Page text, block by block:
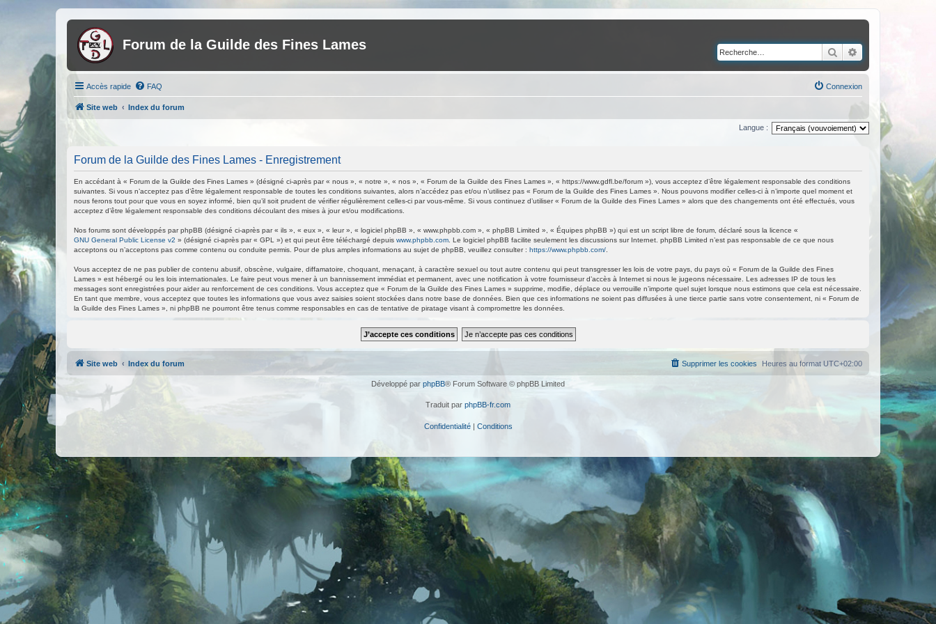
Forum de la Guilde des Fines Lames Rechercher
Accès rapide FAQ Connexion
Site web Index du forum
Langue :
Forum de la Guilde des Fines Lames - Enregistrement
En accédant à « Forum de la Guilde des Fines Lames » (désigné ci-après par « nous », « notre », « nos », « Forum de la Guilde des Fines Lames », « https://www.gdfl.be/forum »), vous acceptez d’être légalement responsable des conditions
suivantes. Si vous n’acceptez pas d’être légalement responsable de toutes les conditions suivantes, alors n’accédez pas et/ou n’utilisez pas « Forum de la Guilde des Fines Lames ». Nous pouvons modifier celles-ci à n’importe quel moment et
nous ferons tout pour que vous en soyez informé, bien qu’il soit prudent de vérifier régulièrement celles-ci par vous-même. Si vous continuez d’utiliser « Forum de la Guilde des Fines Lames » alors que des changements ont été effectués, vous
acceptez d’être légalement responsable des conditions découlant des mises à jour et/ou modifications.
Nos forums sont développés par phpBB (désigné ci-après par « ils », « eux », « leur », « logiciel phpBB », « www.phpbb.com », « phpBB Limited », « Équipes phpBB ») qui est un script libre de forum, déclaré sous la licence «
GNU General Public License v2 » (désigné ci-après par « GPL ») et qui peut être téléchargé depuis www.phpbb.com . Le logiciel phpBB facilite seulement les discussions sur Internet. phpBB Limited n’est pas responsable de ce que nous
acceptons ou n’acceptons pas comme contenu ou conduite permis. Pour de plus amples informations au sujet de phpBB, veuillez consulter : https://www.phpbb.com/
Vous acceptez de ne pas publier de contenu abusif, obscène, vulgaire, diffamatoire, choquant, menaçant, à caractère sexuel ou tout autre contenu qui peut transgresser les lois de votre pays, du pays où « Forum de la Guilde des Fines
Lames » est hébergé ou les lois internationales. Le faire peut vous mener à un bannissement immédiat et permanent, avec une notification à votre fournisseur d’accès à Internet si nous le jugeons nécessaire. Les adresses IP de tous les
messages sont enregistrées pour aider au renforcement de ces conditions. Vous acceptez que « Forum de la Guilde des Fines Lames » supprime, modifie, déplace ou verrouille n’importe quel sujet lorsque nous estimons que cela est nécessaire.
En tant que membre, vous acceptez que toutes les informations que vous avez saisies soient stockées dans notre base de données. Bien que ces informations ne soient pas diffusées à une tierce partie sans votre consentement, ni « Forum de
la Guilde des Fines Lames », ni phpBB ne pourront être tenus comme responsables en cas de tentative de piratage visant à compromettre les données.
Site web Index du forum Heures au format UTC+02:00
Supprimer les cookies
Développé par phpBB® Forum Software © phpBB Limited
Traduit par phpBB-fr.com
Confidentialité| Conditions